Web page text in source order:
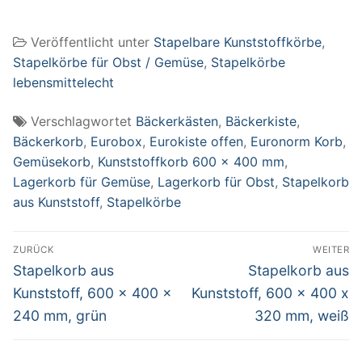
Veröffentlicht unter Stapelbare Kunststoffkörbe,
Stapelkörbe für Obst / Gemüse, Stapelkörbe
lebensmittelecht
Verschlagwortet Bäckerkästen, Bäckerkiste,
Bäckerkorb, Eurobox, Eurokiste offen, Euronorm Korb,
Gemüsekorb, Kunststoffkorb 600 x 400 mm,
Lagerkorb für Gemüse, Lagerkorb für Obst, Stapelkorb
aus Kunststoff, Stapelkörbe
Beitragsnavigation
ZURÜCK
Vorheriger
Beitrag:
Stapelkorb aus
Kunststoff, 600 x 400 x
240 mm, grün
WEITER
Nächster
Beitrag:
Stapelkorb aus
Kunststoff, 600 x 400 x
320 mm, weiß